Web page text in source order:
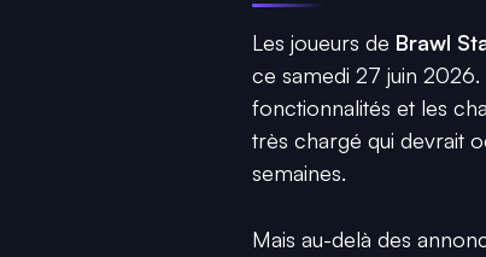
Les joueurs de Brawl
ce samedi 27 juin
fonctionnalités et les
très chargé qui devrait
semaines.
Mais au-delà des